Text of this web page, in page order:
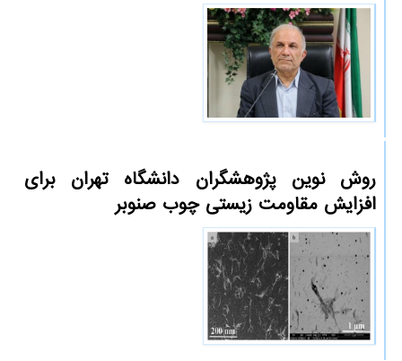
روش نوین پژوهشگران دانشگاه تهران برای
افزایش مقاومت زیستی چوب صنوبر